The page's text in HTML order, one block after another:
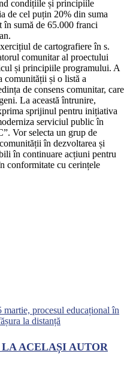
condițiile și principiile
de cel puțin 20% din suma
în sumă de 65.000 franci
de cartografiere în s.
comunitar al proectului
și principiile programului. A
comunității și o listă a
de consens comunitar, care
La această întrunire,
sprijinul pentru inițiativa
serviciul public în
Vor selecta un grup de
în dezvoltarea și
în continuare acțiuni pentru
conformitate cu cerințele
martie, procesul educațional în
la distanță
LA ACELAȘI AUTOR